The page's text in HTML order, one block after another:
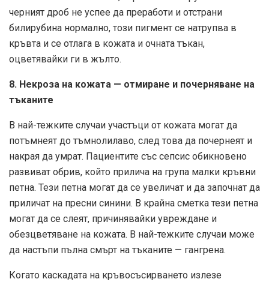
черният дроб не успее да преработи и отстрани
билирубина нормално, този пигмент се натрупва в
кръвта и се отлага в кожата и очната тъкан,
оцветявайки ги в жълто.
8. Некроза на кожата — отмиране и почерняване на
тъканите
В най-тежките случаи участъци от кожата могат да
потъмнеят до тъмнолилаво, след това да почернеят и
накрая да умрат. Пациентите със сепсис обикновено
развиват обрив, който прилича на група малки кръвни
петна. Тези петна могат да се увеличат и да започнат да
приличат на пресни синини. В крайна сметка тези петна
могат да се слеят, причинявайки увреждане и
обезцветяване на кожата. В най-тежките случаи може
да настъпи пълна смърт на тъканите — гангрена.
Когато каскадата на кръвосъсирването излезе